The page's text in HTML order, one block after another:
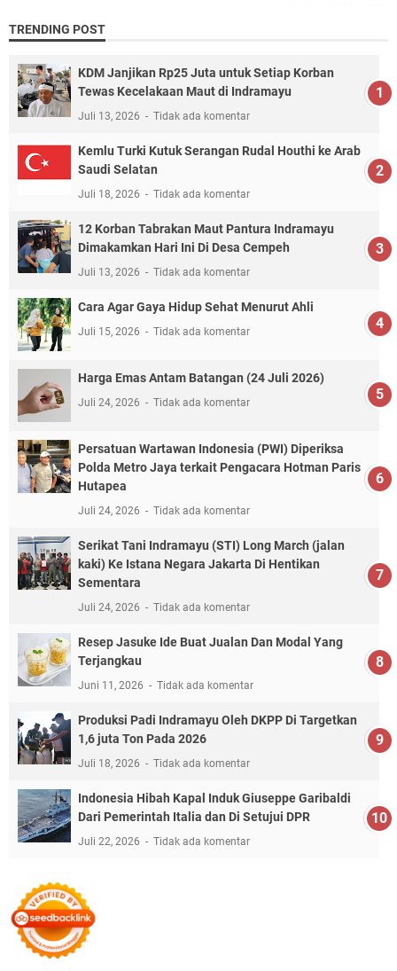
TRENDING POST
KDM Janjikan Rp25 Juta untuk Setiap Korban
Tewas Kecelakaan Maut di Indramayu
Juli 13, 2026 Tidak ada komentar
Kemlu Turki Kutuk Serangan Rudal Houthi ke Arab
Saudi Selatan
Juli 18, 2026 Tidak ada komentar
12 Korban Tabrakan Maut Pantura Indramayu
Dimakamkan Hari Ini Di Desa Cempeh
Juli 13, 2026 Tidak ada komentar
Cara Agar Gaya Hidup Sehat Menurut Ahli
Juli 15, 2026 Tidak ada komentar
Harga Emas Antam Batangan (24 Juli 2026)
Juli 24, 2026 Tidak ada komentar
Persatuan Wartawan Indonesia (PWI) Diperiksa
Polda Metro Jaya terkait Pengacara Hotman Paris
Hutapea
Juli 24, 2026 Tidak ada komentar
Serikat Tani Indramayu (STI) Long March (jalan
kaki) Ke Istana Negara Jakarta Di Hentikan
Sementara
Juli 24, 2026 Tidak ada komentar
Resep Jasuke Ide Buat Jualan Dan Modal Yang
Terjangkau
Juni 11, 2026 Tidak ada komentar
Produksi Padi Indramayu Oleh DKPP Di Targetkan
1,6 juta Ton Pada 2026
Juli 18, 2026 Tidak ada komentar
Indonesia Hibah Kapal Induk Giuseppe Garibaldi
Dari Pemerintah Italia dan Di Setujui DPR
Juli 22, 2026 Tidak ada komentar